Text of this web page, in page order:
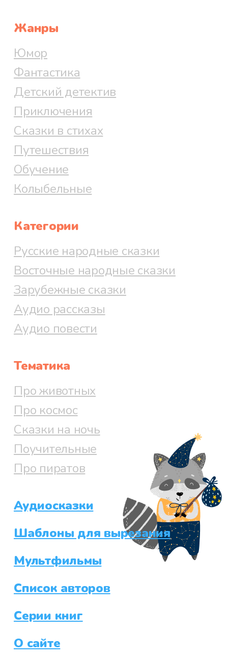
Жанры
Юмор
Фантастика
Детский детектив
Приключения
Сказки в стихах
Путешествия
Обучение
Колыбельные
Категории
Русские народные сказки
Восточные народные сказки
Зарубежные сказки
Аудио рассказы
Аудио повести
Тематика
Про животных
Про космос
Сказки на ночь
Поучительные
Про пиратов
Аудиосказки
Шаблоны для вырезания
Мультфильмы
Список авторов
Серии книг
О сайте